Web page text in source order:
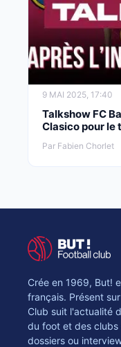
9 MAI 2025, 17:40
Talkshow FC
Clasico pour le
Par Fabien Chorlet
Crée en 1969, But!
français. Présent
Club suit l'actualité
du foot et des clubs
dossiers ou